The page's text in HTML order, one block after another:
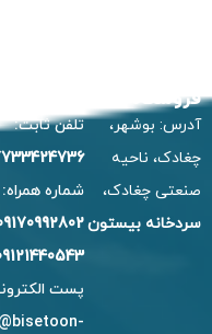
بوشهر،
ناحیه
چغادک،
بیستون
تلفن ثابت:
07733424736
شماره همراه:
09170992802
09121440543
پست الکترونیکی:
info@bisetoon-